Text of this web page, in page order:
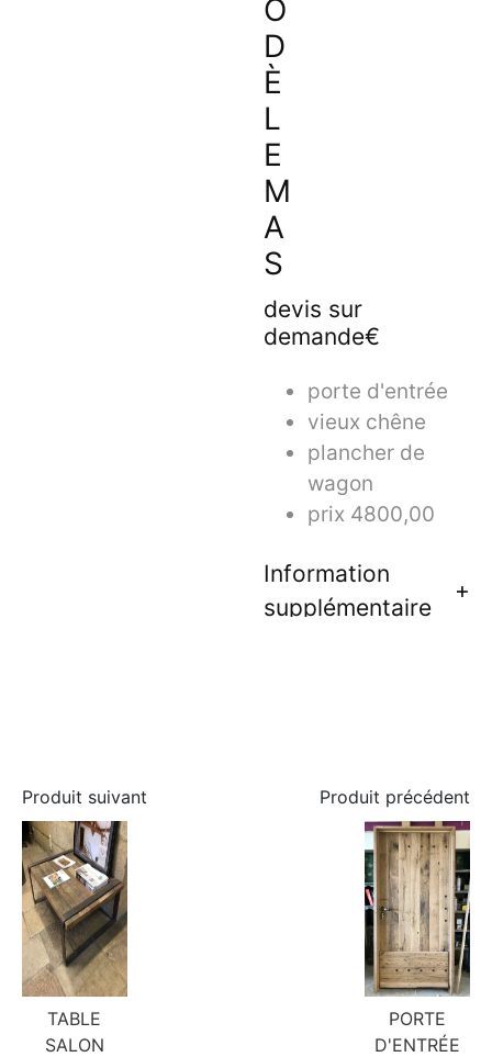
O
D
È
L
E
M
A
S
devis sur
demande€
porte d'entrée
vieux chêne
plancher de
wagon
prix 4800,00
Information
supplémentaire
Produit suivant
TABLE
SALON
Produit précédent
PORTE
D'ENTRÉE